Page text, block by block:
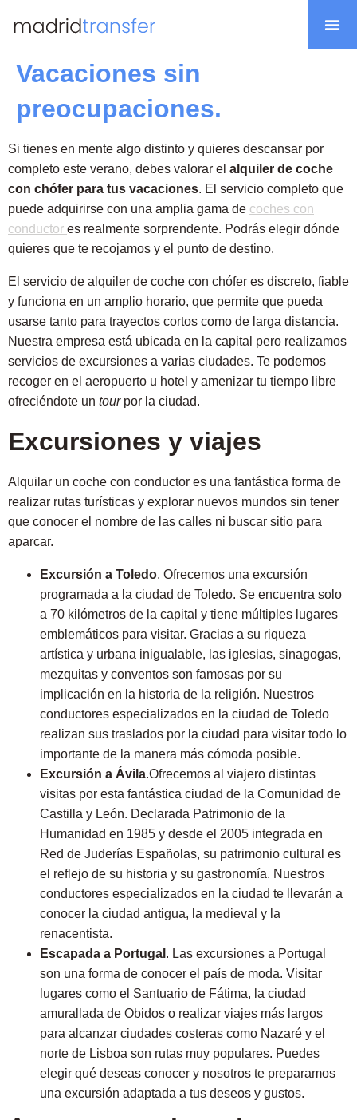
Vacaciones sin
preocupaciones.
Si tienes en mente algo distinto y quieres descansar por
completo este verano, debes valorar el alquiler de coche
con chófer para tus vacaciones. El servicio completo que
puede adquirirse con una amplia gama de coches con
conductor es realmente sorprendente. Podrás elegir dónde
quieres que te recojamos y el punto de destino.
El servicio de alquiler de coche con chófer es discreto, fiable
y funciona en un amplio horario, que permite que pueda
usarse tanto para trayectos cortos como de larga distancia.
Nuestra empresa está ubicada en la capital pero realizamos
servicios de excursiones a varias ciudades. Te podemos
recoger en el aeropuerto u hotel y amenizar tu tiempo libre
ofreciéndote un tourpor la ciudad.
Excursiones y viajes
Alquilar un coche con conductor es una fantástica forma de
realizar rutas turísticas y explorar nuevos mundos sin tener
que conocer el nombre de las calles ni buscar sitio para
aparcar.
Excursión a Toledo. Ofrecemos una excursión
programada a la ciudad de Toledo. Se encuentra solo
a 70 kilómetros de la capital y tiene múltiples lugares
emblemáticos para visitar. Gracias a su riqueza
artística y urbana inigualable, las iglesias, sinagogas,
mezquitas y conventos son famosas por su
implicación en la historia de la religión. Nuestros
conductores especializados en la ciudad de Toledo
realizan sus traslados por la ciudad para visitar todo lo
importante de la manera más cómoda posible.
Excursión a Ávila.Ofrecemos al viajero distintas
visitas por esta fantástica ciudad de la Comunidad de
Castilla y León. Declarada Patrimonio de la
Humanidad en 1985 y desde el 2005 integrada en
Red de Juderías Españolas, su patrimonio cultural es
el reflejo de su historia y su gastronomía. Nuestros
conductores especializados en la ciudad te llevarán a
conocer la ciudad antigua, la medieval y la
renacentista.
Escapada a Portugal . Las excursiones a Portugal
son una forma de conocer el país de moda. Visitar
lugares como el Santuario de Fátima, la ciudad
amurallada de Obidos o realizar viajes más largos
para alcanzar ciudades costeras como Nazaré y el
norte de Lisboa son rutas muy populares. Puedes
elegir qué deseas conocer y nosotros te preparamos
una excursión adaptada a tus deseos y gustos.